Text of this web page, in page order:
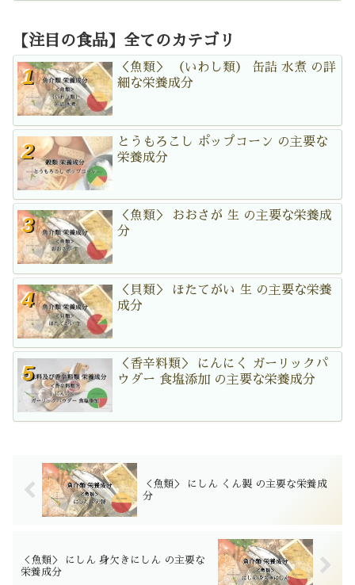
【注目の食品】全てのカテゴリ
＜魚類＞ （いわし類） 缶詰 水煮 の詳
細な栄養成分
とうもろこし ポップコーン の主要な
栄養成分
＜魚類＞ おおさが 生 の主要な栄養成
分
＜貝類＞ ほたてがい 生 の主要な栄養
成分
＜香辛料類＞ にんにく ガーリックパ
ウダー 食塩添加 の主要な栄養成分
＜魚類＞ にしん くん製 の主要な栄養成
分
＜魚類＞ にしん 身欠きにしん の主要な
栄養成分